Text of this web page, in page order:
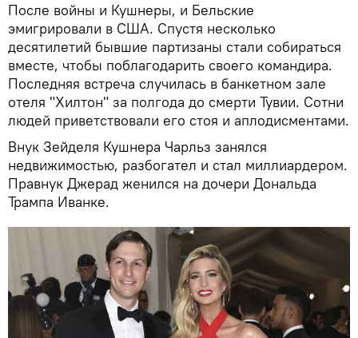
После войны и Кушнеры, и Бельские
эмигрировали в США. Спустя несколько
десятилетий бывшие партизаны стали собираться
вместе, чтобы поблагодарить своего командира.
Последняя встреча случилась в банкетном зале
отеля "Хилтон" за полгода до смерти Тувии. Сотни
людей приветствовали его стоя и аплодисментами.
Внук Зейделя Кушнера Чарльз занялся
недвижимостью, разбогател и стал миллиардером.
Правнук Джерад женился на дочери Дональда
Трампа Иванке.